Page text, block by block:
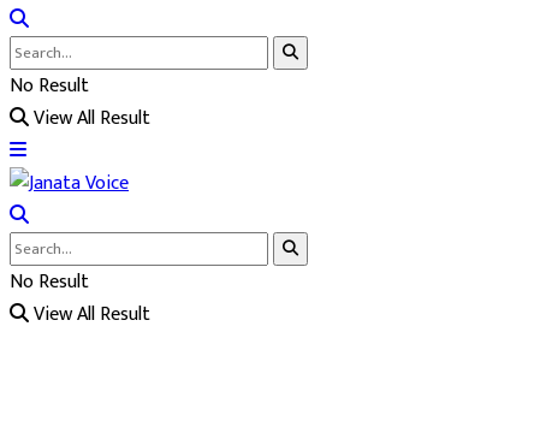
No Result
View All Result
No Result
View All Result